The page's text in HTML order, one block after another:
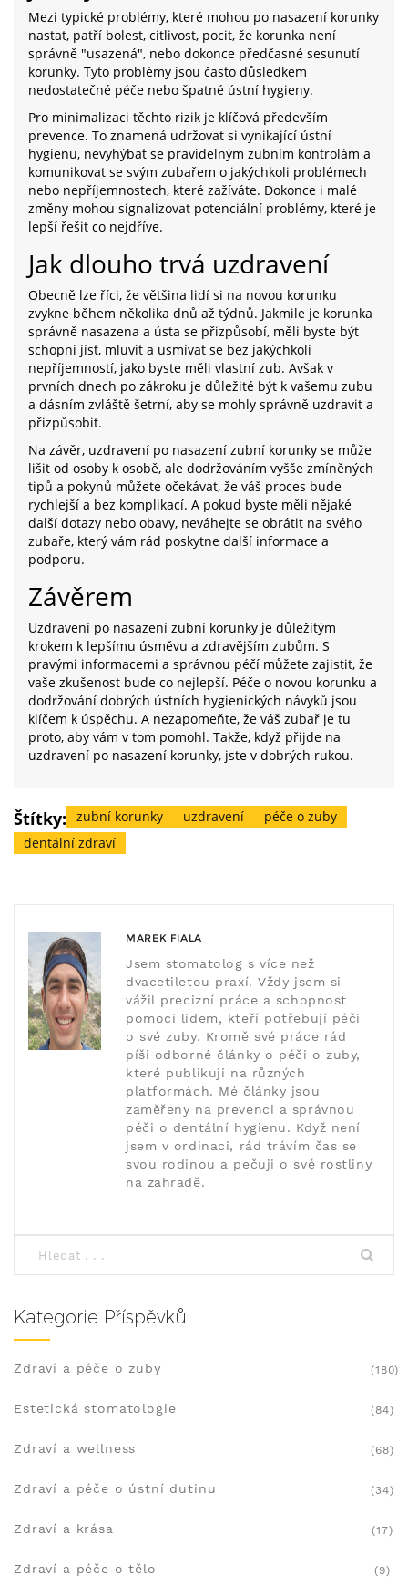
Mezi typické problémy, které mohou po nasazení korunky
nastat, patří bolest, citlivost, pocit, že korunka není
správně "usazená", nebo dokonce předčasné sesunutí
korunky. Tyto problémy jsou často důsledkem
nedostatečné péče nebo špatné ústní hygieny.
Pro minimalizaci těchto rizik je klíčová především
prevence. To znamená udržovat si vynikající ústní
hygienu, nevyhýbat se pravidelným zubním kontrolám a
komunikovat se svým zubařem o jakýchkoli problémech
nebo nepříjemnostech, které zažíváte. Dokonce i malé
změny mohou signalizovat potenciální problémy, které je
lepší řešit co nejdříve.
Jak dlouho trvá uzdravení
Obecně lze říci, že většina lidí si na novou korunku
zvykne během několika dnů až týdnů. Jakmile je korunka
správně nasazena a ústa se přizpůsobí, měli byste být
schopni jíst, mluvit a usmívat se bez jakýchkoli
nepříjemností, jako byste měli vlastní zub. Avšak v
prvních dnech po zákroku je důležité být k vašemu zubu
a dásním zvláště šetrní, aby se mohly správně uzdravit a
přizpůsobit.
Na závěr, uzdravení po nasazení zubní korunky se může
lišit od osoby k osobě, ale dodržováním vyšše zmíněných
tipů a pokynů můžete očekávat, že váš proces bude
rychlejší a bez komplikací. A pokud byste měli nějaké
další dotazy nebo obavy, neváhejte se obrátit na svého
zubaře, který vám rád poskytne další informace a
podporu.
Závěrem
Uzdravení po nasazení zubní korunky je důležitým
krokem k lepšímu úsměvu a zdravějším zubům. S
pravými informacemi a správnou péčí můžete zajistit, že
vaše zkušenost bude co nejlepší. Péče o novou korunku a
dodržování dobrých ústních hygienických návyků jsou
klíčem k úspěchu. A nezapomeňte, že váš zubař je tu
proto, aby vám v tom pomohl. Takže, když přijde na
uzdravení po nasazení korunky, jste v dobrých rukou.
Štítky: zubní korunky uzdravení
péče o zuby
dentální zdraví
MAREK FIALA
Jsem stomatolog s více než
dvacetiletou praxí. Vždy jsem si
vážil precizní práce a schopnost
pomoci lidem, kteří potřebují péči
o své zuby. Kromě své práce rád
píši odborné články o péči o zuby,
které publikuji na různých
platformách. Mé články jsou
zaměřeny na prevenci a správnou
péči o dentální hygienu. Když není
jsem v ordinaci, rád trávím čas se
svou rodinou a pečuji o své rostliny
na zahradě.
Kategorie Příspěvků
Zdraví a péče o zuby (180)
Estetická stomatologie (84)
Zdraví a wellness (68)
Zdraví a péče o ústní dutinu (34)
Zdraví a krása (17)
Zdraví a péče o tělo (9)